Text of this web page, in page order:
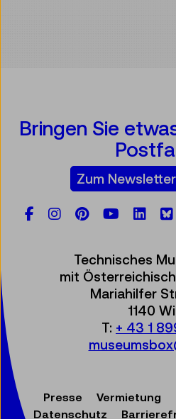
Bringen Sie
Zum
Facebook
Instagram
Pinterest
Technisches
mit
Mariahilfer
1140
T: + 43 1
Presse Vermietung
Datenschutz